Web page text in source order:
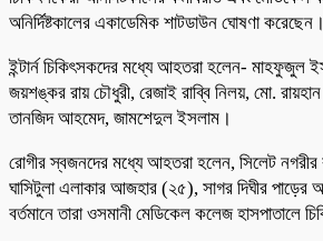
অনির্দিষ্টকালের একাডেমিক শাটডাউন ঘোষণা করেছেন।
ইন্টার্ন চিকিৎসকদের মধ্যে আহতরা হলেন- মাহফুজুল
জয়শঙ্কর রায় চৌধুরী, রেজাই রাব্বি নিলয়, মো.
তানজিদ আহমেদ, জামশেদুল ইসলাম।
রোগীর স্বজনদের মধ্যে আহতরা হলেন, সিলেট নগরীর
ঘাসিটুলা এলাকার আজহার (২৫), সাগর দিঘীর
বর্তমানে তারা ওসমানী মেডিকেল কলেজ হাসপাতালে